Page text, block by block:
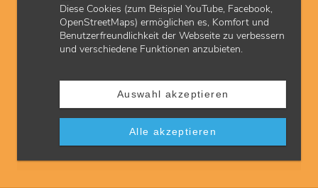
Diese Cookies (zum Beispiel YouTube, Facebook,
OpenStreetMaps) ermöglichen es, Komfort und
Benutzerfreundlichkeit der Webseite zu verbessern
und verschiedene Funktionen anzubieten.
Auswahl akzeptieren
Alle akzeptieren
Zu speziellen Begriffen im EBM haben unsere Mitglieder
immer wieder Fragen. Die KVH hat in einerÜbersicht EBM-
Begriffe
zusammengefasst und erklärt, was sie bedeuten.
Kassenärztliche Vereinigung Hessen
Europa-Allee 90